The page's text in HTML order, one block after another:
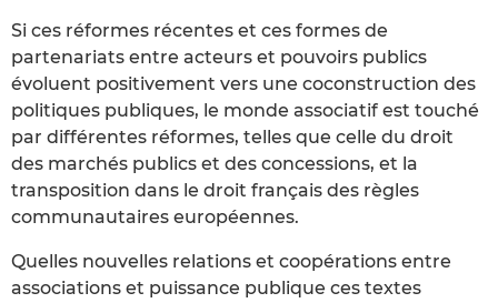
Si ces réformes récentes et ces formes de
partenariats entre acteurs et pouvoirs publics
évoluent positivement vers une coconstruction des
politiques publiques, le monde associatif est touché
par différentes réformes, telles que celle du droit
des marchés publics et des concessions, et la
transposition dans le droit français des règles
communautaires européennes.
Quelles nouvelles relations et coopérations entre
associations et puissance publique ces textes